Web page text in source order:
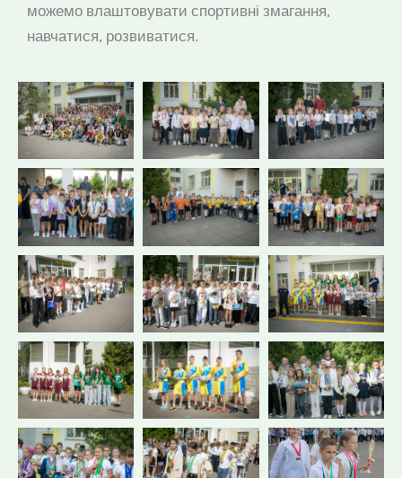
можемо влаштовувати спортивні змагання,
навчатися, розвиватися.